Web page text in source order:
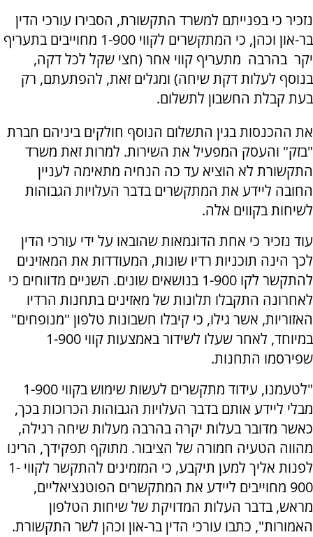
נזכיר כי בפנייתם למשרד התקשורת, הסבירו עורכי הדין
בר-און וכהן, כי המתקשרים לקווי 1-900 מחוייבים בתעריף
יקר בהרבה מתעריף קווי אחר (חצי שקל לכל דקה,
בנוסף לעלות דקת שיחה) ומגלים זאת, להפתעתם, רק
בעת קבלת החשבון לתשלום.
את ההכנסות בגין התשלום הנוסף חולקים ביניהם חברת
"בזק" והעסק המפעיל את השירות. למרות זאת משרד
התקשורת לא הוציא עד כה הנחיה מתאימה לעניין
החובה ליידע את המתקשרים בדבר העלויות הגבוהות
לשיחות בקווים אלה.
עוד נזכיר כי אחת הדוגמאות שהובאו על ידי עורכי הדין
לכך הינה תוכניות רדיו שונות, המעודדות את המאזינים
להתקשר לקו 1-900 בנושאים שונים. השניים מדווחים כי
לאחרונה התקבלו תלונות של מאזינים בתחנות הרדיו
האזוריות, אשר גילו, כי קיבלו חשבונות טלפון "מנופחים"
במיוחד, לאחר שעלו לשידור באמצעות קווי 1-900
שפירסמו התחנות.
"לטעמנו, עידוד מתקשרים לעשות שימוש בקווי 1-900
מבלי ליידע אותם בדבר העלויות הגבוהות הכרוכות בכך,
כאשר מדובר בעלות יקרה בהרבה מעלות שיחה רגילה,
מהווה הטעיה חמורה של הציבור. מתוקף תפקידך, הרינו
לפנות אליך למען תיקבע, כי המזמינים להתקשר לקווי 1-
900 מחוייבים ליידע את המתקשרים הפוטנציאליים,
מראש, בדבר העלות המדויקת של שיחות הטלפון
האמורות", כתבו עורכי הדין בר-און וכהן לשר התקשורת.